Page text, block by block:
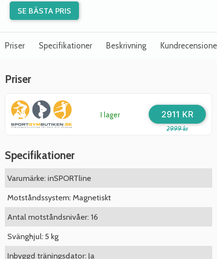
SE BÄSTA PRIS
Priser Specifikationer Beskrivning
Priser
I lager
2999 kr
2911 KR
Specifikationer
Varumärke: inSPORTline
Motståndssystem: Magnetiskt
Antal motståndsnivåer: 16
Svänghjul: 5 kg
Inbyggd träningsdator: Ja